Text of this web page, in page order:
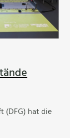
(DFG) hat die